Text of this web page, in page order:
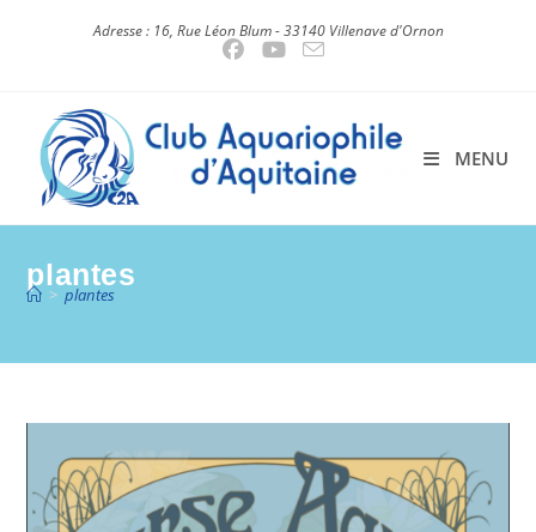
Adresse : 16, Rue Léon Blum - 33140 Villenave d'Ornon
MENU
plantes
> plantes